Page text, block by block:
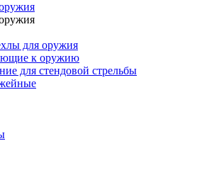
для оружия
к оружию
для стендовой стрельбы